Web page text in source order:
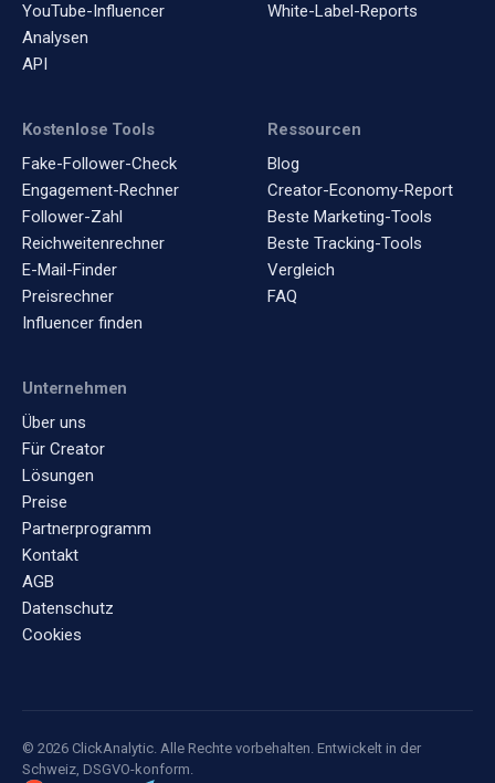
YouTube-Influencer
Analysen
API
White-Label-Reports
Kostenlose Tools
Fake-Follower-Check
Engagement-Rechner
Follower-Zahl
Reichweitenrechner
E-Mail-Finder
Preisrechner
Influencer finden
Ressourcen
Blog
Creator-Economy-Report
Beste Marketing-Tools
Beste Tracking-Tools
Vergleich
FAQ
Unternehmen
Über uns
Für Creator
Lösungen
Preise
Partnerprogramm
Kontakt
AGB
Datenschutz
Cookies
© 2026 ClickAnalytic. Alle Rechte vorbehalten. Entwickelt in der
Schweiz, DSGVO-konform.